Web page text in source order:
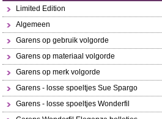
Limited Edition
Algemeen
Garens op gebruik volgorde
Garens op materiaal volgorde
Garens op merk volgorde
Garens - losse spoeltjes Sue Spargo
Garens - losse spoeltjes Wonderfil